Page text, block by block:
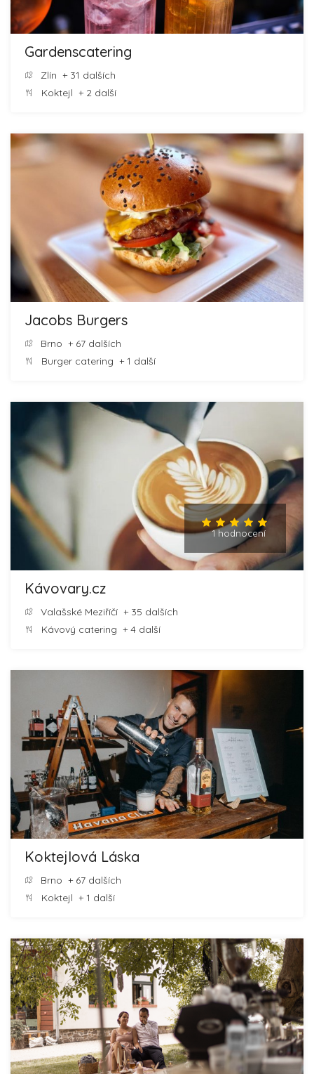
Gardenscatering
Zlín + 31 dalších
Koktejl + 2 další
Jacobs Burgers
Brno + 67 dalších
Burger catering + 1 další
1 hodnocení
Kávovary.cz
Valašské Meziříčí + 35 dalších
Kávový catering + 4 další
Koktejlová Láska
Brno + 67 dalších
Koktejl + 1 další